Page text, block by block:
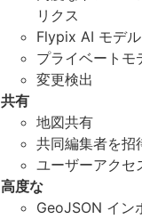
リクス
Flypix AI モデル
プライベートモ
変更検出
共有
地図共有
共同編集者を招
ユーザーアクセ
高度な
GeoJSON イン